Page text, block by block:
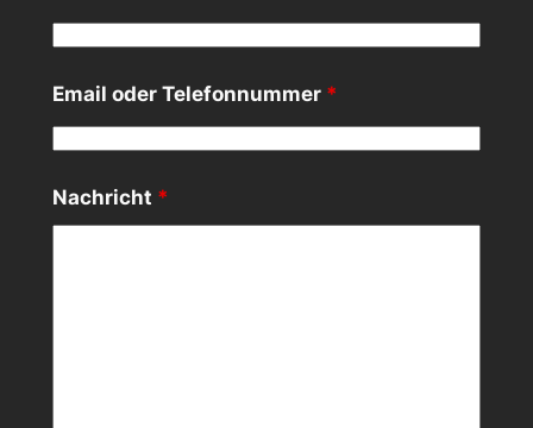
Email oder Telefonnummer *
Nachricht *